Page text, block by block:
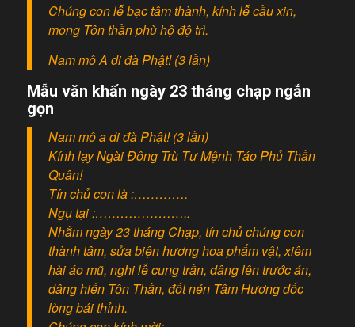
Chúng con lễ bạc tâm thành, kính lễ cầu xin,
mong Tôn thần phù hộ độ trì.
Nam mô A di đà Phật! (3 lần)
Mẫu văn khấn ngày 23 tháng chạp ngắn
gọn
Nam mô a di đà Phật! (3 lần)
Kính lạy Ngài Đông Trù Tư Mệnh Táo Phủ Thần
Quân!
Tín chủ con là :………….
Ngụ tại :…………………..
Nhằm ngày 23 tháng Chạp, tín chủ chúng con
thành tâm, sửa biện hương hoa phẩm vật, xiêm
hài áo mũ, nghi lễ cung trần, dâng lên trước án,
dâng hiến Tôn Thần, đốt nén Tâm Hương dốc
lòng bái thỉnh.